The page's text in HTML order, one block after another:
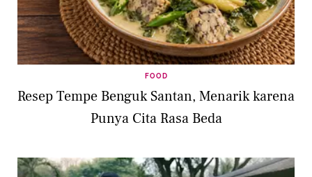
FOOD
Resep Tempe Benguk Santan, Menarik karena
Punya Cita Rasa Beda